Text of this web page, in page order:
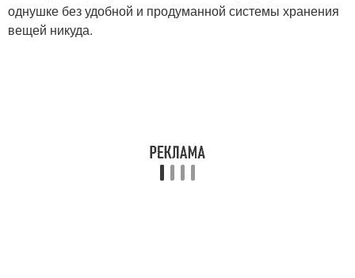
однушке без удобной и продуманной системы хранения
вещей никуда.